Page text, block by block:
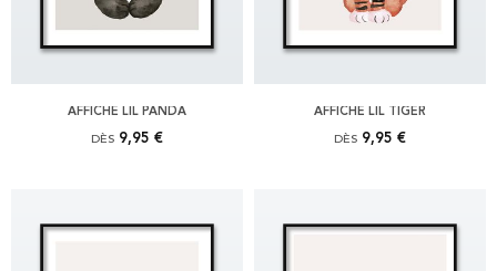
AFFICHE LIL PANDA
DÈS 9,95 €
AFFICHE LIL TIGER
DÈS 9,95 €